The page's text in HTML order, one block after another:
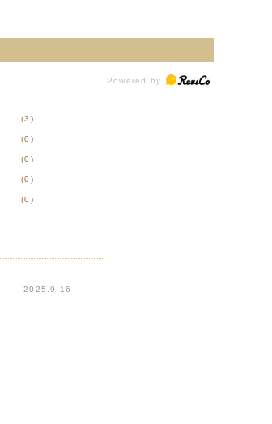
(3)
(0)
(0)
(0)
(0)
2025.9.16